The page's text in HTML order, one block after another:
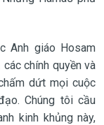
Anh giáo Hosam
chính quyền và
dứt mọi cuộc
Chúng tôi cầu
kinh khủng này,